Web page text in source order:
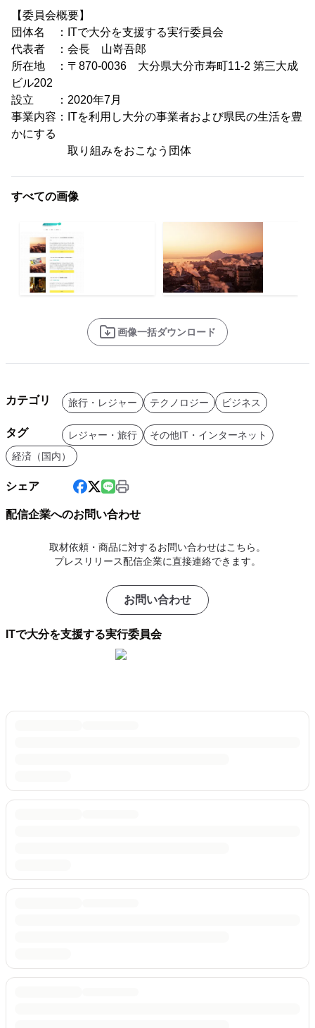
【委員会概要】
団体名 ：ITで大分を支援する実行委員会
代表者 ：会長 山嵜吾郎
所在地 ：〒870-0036 大分県大分市寿町11-2 第三大成
ビル202
設立 ：2020年7月
事業内容：ITを利用し大分の事業者および県民の生活を豊
かにする
取り組みをおこなう団体
すべての画像
画像一括ダウンロード
カテゴリ 旅行・レジャー テクノロジー ビジネス
タグ レジャー・旅行
その他IT・インターネット
経済（国内）
シェア
配信企業へのお問い合わせ
取材依頼・商品に対するお問い合わせはこちら。
プレスリリース配信企業に直接連絡できます。
お問い合わせ
ITで大分を支援する実行委員会